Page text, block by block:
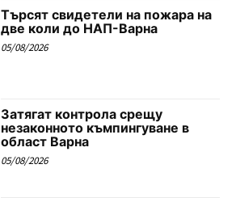
Търсят свидетели на пожара на
две коли до НАП-Варна
05/08/2026
Затягат контрола срещу
незаконното къмпингуване в
област Варна
05/08/2026